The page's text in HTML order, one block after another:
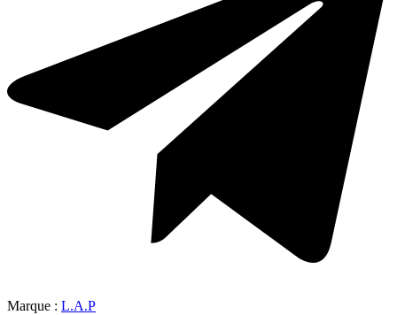
Marque : L.A.P